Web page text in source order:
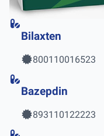
Bilaxten
800110016523
Bazepdin
893110122223